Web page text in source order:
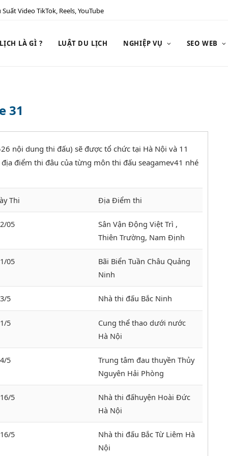
Video TikTok, Reels, YouTube
LÀ GÌ ? LUẬT DU LỊCH NGHIỆP VỤ SEO WEB
31
nội dung thi đấu) sẽ được tổ chức tại Hà Nội và 11
điểm thi đâu của từng môn thi đấu seagamev41 nhé
Thi Địa Điểm thi
05
Sân Vận Động Việt Trì ,
Thiên Trường, Nam Định
05
Bãi Biển Tuần Châu Quảng
Ninh
5 Nhà thi đấu Bắc Ninh
5
Cung thể thao dưới nước
Hà Nội
5
Trung tâm đau thuyền Thủy
Nguyên Hải Phòng
5
Nhà thi đấhuyện Hoài Đức
Hà Nội
5
Nhà thi đấu Bắc Từ Liêm Hà
Nội